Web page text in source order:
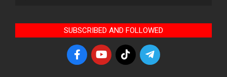
SUBSCRIBED AND FOLLOWED